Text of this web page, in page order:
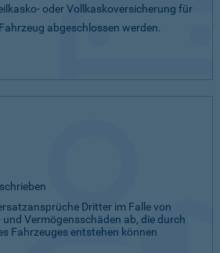
oder Vollkaskoversicherung für
abgeschlossen werden.
Dritter im Falle von
und Vermögensschäden ab, die durch
Fahrzeuges entstehen können